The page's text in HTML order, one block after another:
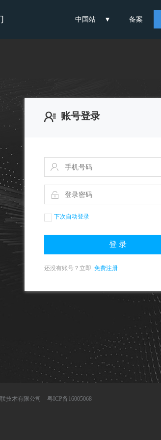
中国站 备案
账号登录
下次自动登录
还没有账号？立即 免费注册
联技术有限公司 粤ICP备16005068